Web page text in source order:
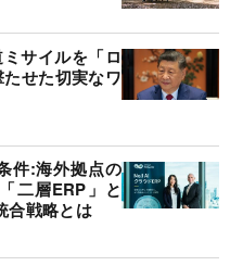
サイルを「ロ
せた切実なワ
件:海外拠点の
二層ERP」と
合戦略とは